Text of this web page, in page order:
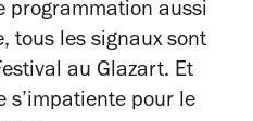
programmation aussi
tous les signaux sont
au Glazart. Et
s’impatiente pour le